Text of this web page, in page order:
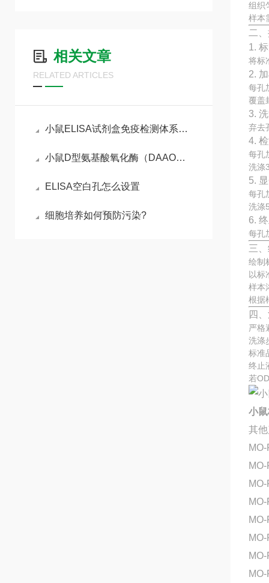
相关文章
RELATED ARTICLES
小鼠ELISA试剂盒免疫检测体系与动物模型实验实操指南
小鼠D型氨基酸氧化酶（DAAO）ELISA试剂盒参考说明书
ELISA空白孔怎么设置
细胞培养如何预防污染?
组织
样本
二
1.
将标
2.
每孔
覆盖
3.
弃去
4.
每孔
洗涤
5.
每孔
洗涤
6.
每孔
三
绘制
以标
样本
根据
四
严格
洗涤
标准
终止
若
小
其